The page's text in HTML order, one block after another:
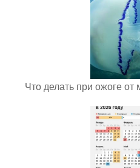
Что делать при ожоге от